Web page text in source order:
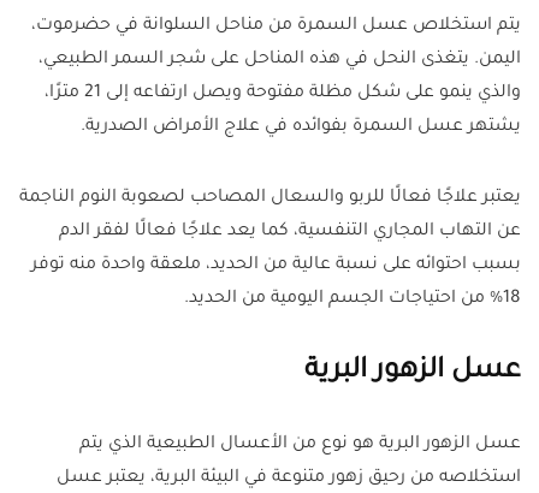
يتم استخلاص عسل السمرة من مناحل السلوانة في حضرموت،
اليمن. يتغذى النحل في هذه المناحل على شجر السمر الطبيعي،
والذي ينمو على شكل مظلة مفتوحة ويصل ارتفاعه إلى 21 مترًا،
يشتهر عسل السمرة بفوائده في علاج الأمراض الصدرية.
يعتبر علاجًا فعالًا للربو والسعال المصاحب لصعوبة النوم الناجمة
عن التهاب المجاري التنفسية، كما يعد علاجًا فعالًا لفقر الدم
بسبب احتوائه على نسبة عالية من الحديد، ملعقة واحدة منه توفر
18% من احتياجات الجسم اليومية من الحديد.
عسل الزهور البرية
عسل الزهور البرية هو نوع من الأعسال الطبيعية الذي يتم
استخلاصه من رحيق زهور متنوعة في البيئة البرية، يعتبر عسل